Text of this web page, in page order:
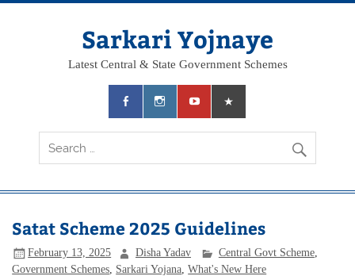
Skip
Sarkari Yojnaye
Latest Central & State Government Schemes
Satat Scheme 2025 Guidelines
February 13, 2025 Disha Yadav Central Govt Scheme,
Government Schemes Sarkari Yojana ,What's New Here